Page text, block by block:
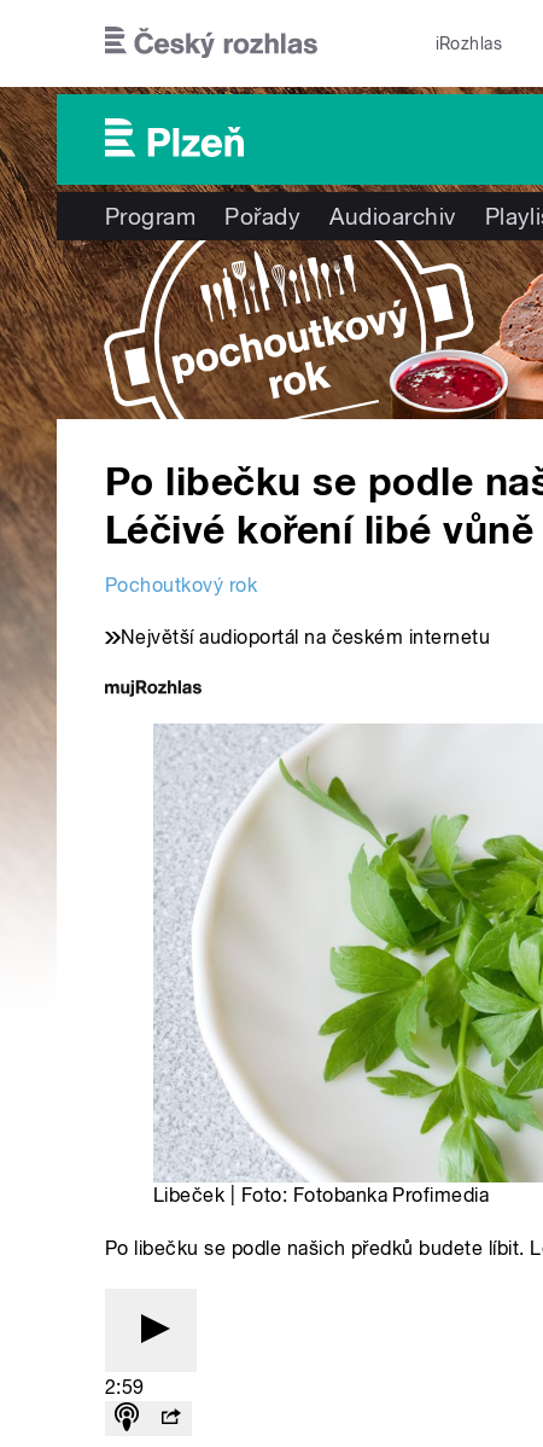
iRozhlas
Program Pořady Audioarchiv
Po libečku se podle
Léčivé koření libé
Pochoutkový rok
Největší audioportál na českém internetu
Libeček | Foto: Fotobanka Profimedia
Po libečku se podle našich předků budete líbit.
2:59